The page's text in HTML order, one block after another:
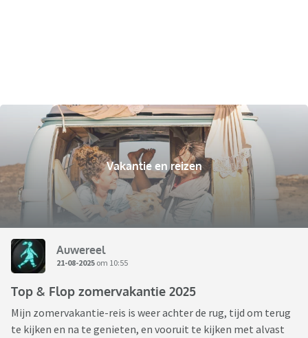
Vakantie en reizen
Auwereel
21-08-2025 om 10:55
Top & Flop zomervakantie 2025
Mijn zomervakantie-reis is weer achter de rug, tijd om terug
te kijken en na te genieten, en vooruit te kijken met alvast